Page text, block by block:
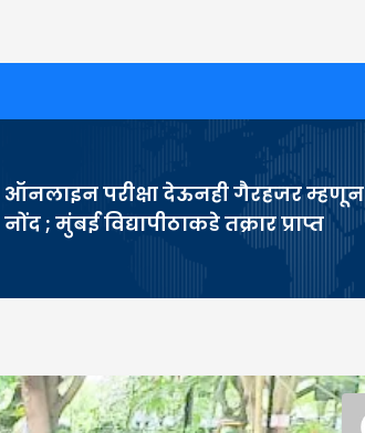
ऑनलाइन परीक्षा देऊनही गैरहजर म्हणून
नोंद ; मुंबई विद्यापीठाकडे तक्रार प्राप्त